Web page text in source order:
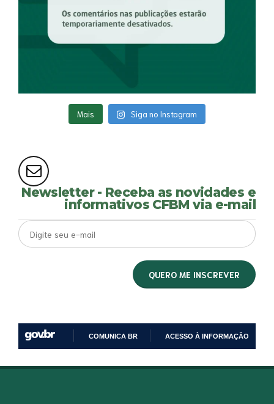
Mais Siga no Instagram
Newsletter - Receba as novidades e
informativos CFBM via e-mail
PARA
COMUNICA BR ACESSO À INFORMAÇÃO